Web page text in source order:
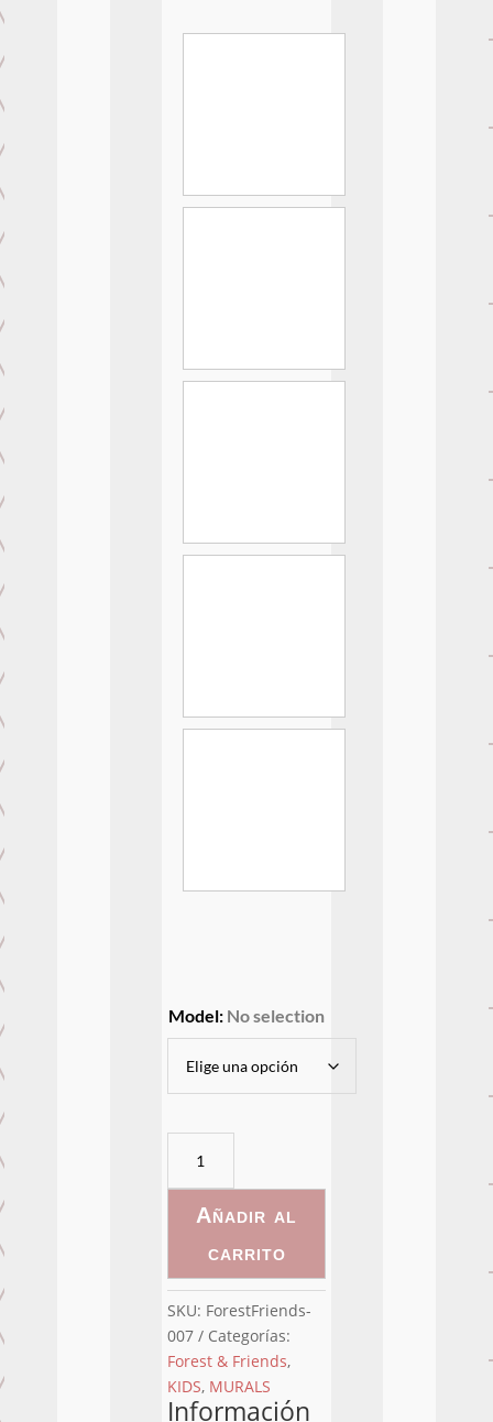
Model: No selection
cantidad
Añadir al
carrito
SKU: ForestFriends-
007
Categorías:
Forest & Friends,
KIDS, MURALS
Información